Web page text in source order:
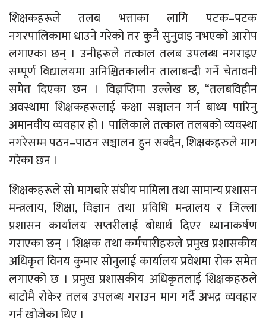
शिक्षकहरूले तलब भत्ताका लागि पटक–पटक
नगरपालिकामा धाउने गरेको तर कुनै सुनुवाइ नभएको आरोप
लगाएका छन् । उनीहरूले तत्काल तलब उपलब्ध नगराइए
सम्पूर्ण विद्यालयमा अनिश्चितकालीन तालाबन्दी गर्ने चेतावनी
समेत दिएका छन । विज्ञप्तिमा उल्लेख छ, “तलबविहीन
अवस्थामा शिक्षकहरूलाई कक्षा सञ्चालन गर्न बाध्य पारिनु
अमानवीय व्यवहार हो । पालिकाले तत्काल तलबको व्यवस्था
नगरेसम्म पठन–पाठन सञ्चालन हुन सक्दैन, शिक्षकहरुले माग
गरेका छन ।
शिक्षकहरूले सो मागबारे संघीय मामिला तथा सामान्य प्रशासन
मन्त्रलाय, शिक्षा, विज्ञान तथा प्रविधि मन्त्रालय र जिल्ला
प्रशासन कार्यालय सप्तरीलाई बोधार्थ दिएर ध्यानाकर्षण
गराएका छन् । शिक्षक तथा कर्मचारीहरुले प्रमुख प्रशासकीय
अधिकृत विनय कुमार सोनुलाई कार्यालय प्रवेशमा रोक समेत
लगाएको छ । प्रमुख प्रशासकीय अधिकृतलाई शिक्षकहरुले
बाटोमै रोकेर तलब उपलब्ध गराउन माग गर्दै अभद्र व्यवहार
गर्न खोजेका थिए ।